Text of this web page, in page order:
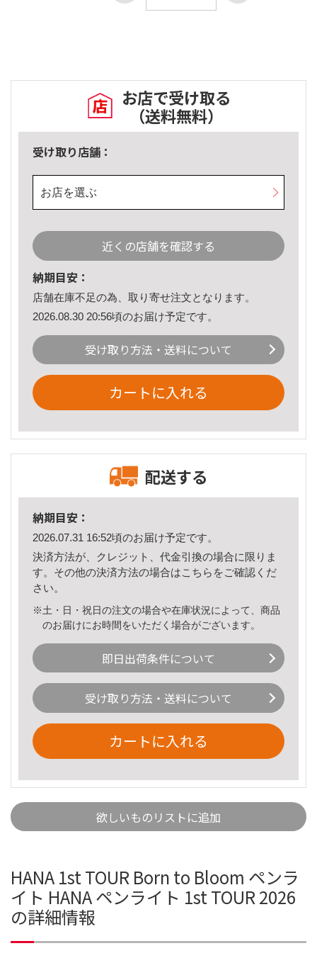
お店で受け取る
（送料無料）
受け取り店舗：
お店を選ぶ
近くの店舗を確認する
納期目安：
店舗在庫不足の為、取り寄せ注文となります。
2026.08.30 20:56頃のお届け予定です。
受け取り方法・送料について
カートに入れる
配送する
納期目安：
2026.07.31 16:52頃のお届け予定です。
決済方法が、クレジット、代金引換の場合に限りま
す。その他の決済方法の場合はこちら をご確認くだ
さい。
※土・日・祝日の注文の場合や在庫状況によって、商品
のお届けにお時間をいただく場合がございます。
即日出荷条件について
受け取り方法・送料について
カートに入れる
欲しいものリストに追加
HANA 1st TOUR Born to Bloom ペンラ
イト HANA ペンライト 1st TOUR 2026
の詳細情報